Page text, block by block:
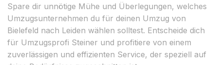
Spare dir unnötige Mühe und Überlegungen, welches
Umzugsunternehmen du für deinen Umzug von
Bielefeld nach Leiden wählen solltest. Entscheide dich
für Umzugsprofi Steiner und profitiere von einem
zuverlässigen und effizienten Service, der speziell auf